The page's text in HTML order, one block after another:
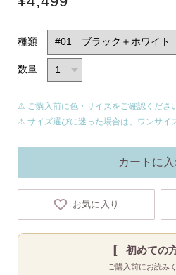
種類
数量
⚠ ご購入前に色・サイズをご確認くださ
⚠ サイズ選びに迷った場合は、ワンサイ
カートに
お気に入り
〚 初めての
ご購入前にお読み